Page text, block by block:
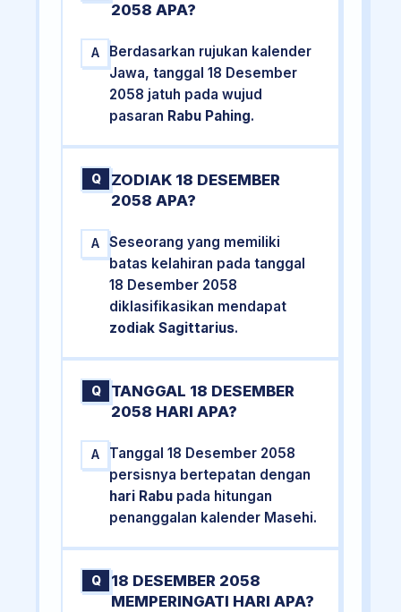
2058 APA?
A
Berdasarkan rujukan kalender
Jawa, tanggal 18 Desember
2058 jatuh pada wujud
pasaran Rabu Pahing.
Q
ZODIAK 18 DESEMBER
2058 APA?
A
Seseorang yang memiliki
batas kelahiran pada tanggal
18 Desember 2058
diklasifikasikan mendapat
zodiak Sagittarius.
Q
TANGGAL 18 DESEMBER
2058 HARI APA?
A
Tanggal 18 Desember 2058
persisnya bertepatan dengan
hari Rabu pada hitungan
penanggalan kalender Masehi.
Q
18 DESEMBER 2058
MEMPERINGATI HARI APA?